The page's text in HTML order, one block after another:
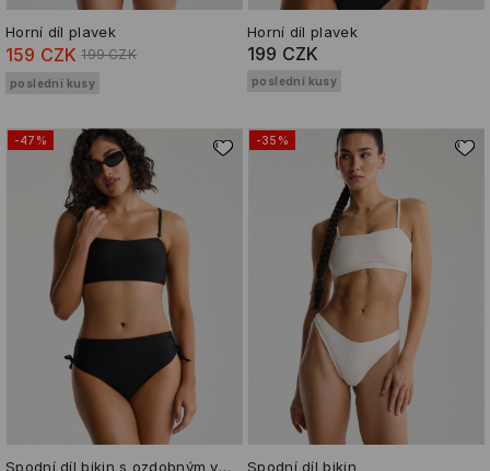
Horní díl plavek
159 CZK 199 CZK
poslední kusy
Horní díl plavek
199 CZK
poslední kusy
-47%
Spodní díl bikin s ozdobným vázáním
-35%
Spodní díl bikin